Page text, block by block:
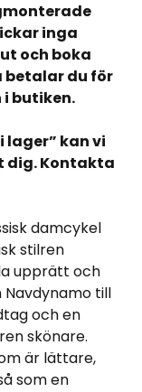
inga
och boka
betalar du för
i butiken.
lager” kan vi
dig. Kontakta
damcykel
stilren
upprätt och
till
och en
skönare.
är lättare,
som en